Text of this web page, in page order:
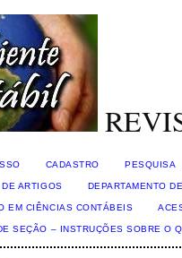
CADASTRO PESQUISA
ARTIGOS DEPARTAMENTO
EM CIÊNCIAS CONTÁBEIS
SEÇÃO – INSTRUÇÕES SOBRE O